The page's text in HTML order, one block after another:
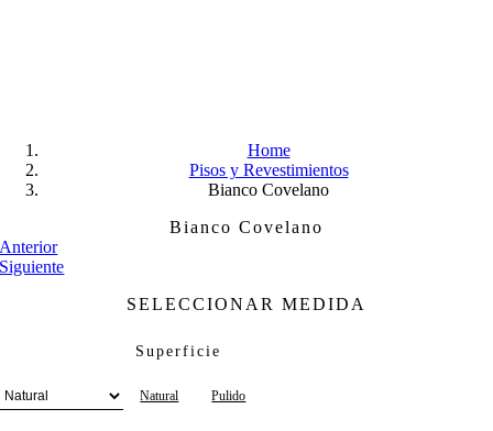
Home
Pisos y Revestimientos
Bianco Covelano
Bianco Covelano
Anterior
Siguiente
SELECCIONAR MEDIDA
Superficie
Natural Pulido